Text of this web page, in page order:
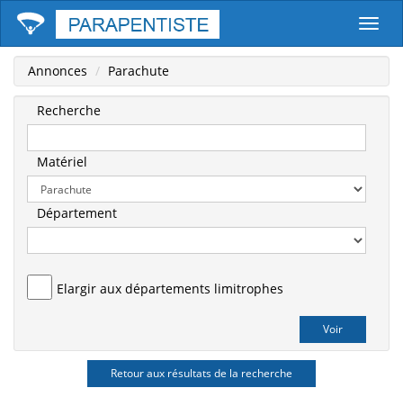
Annonces Parachute
Recherche
Matériel
Département
Elargir aux départements limitrophes
Retour aux résultats de la recherche